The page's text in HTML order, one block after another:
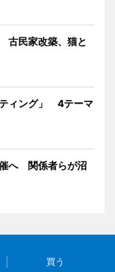
古民家改築、猫と
ィング」 4テーマ
へ 関係者らが沼
買う